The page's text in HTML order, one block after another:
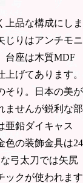
上品な構成にしま
じりはアンチモニ
台座は木質MDF
げてあります。
そり。日本の美が
ませんが鋭利な部
亜鉛ダイキャス
色の装飾金具は24
弓太刀では矢尻
ックが使われます